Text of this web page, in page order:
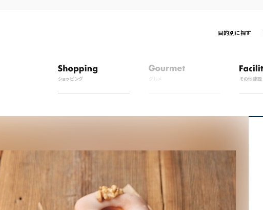
目的別に探す
ショッピング その他施設